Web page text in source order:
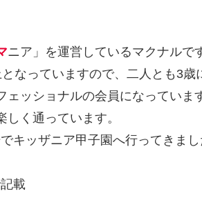
ニア」を運営しているマクナルで
なっていますので、二人とも3歳
ッショナルの会員になっていま
く通っています。
キッザニア甲子園へ行ってきま
載